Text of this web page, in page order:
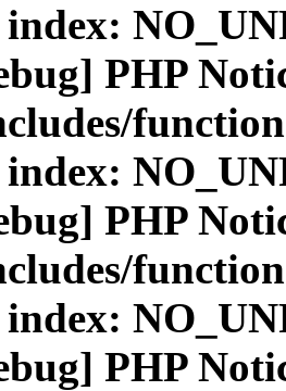
PHP
PHP
PHP